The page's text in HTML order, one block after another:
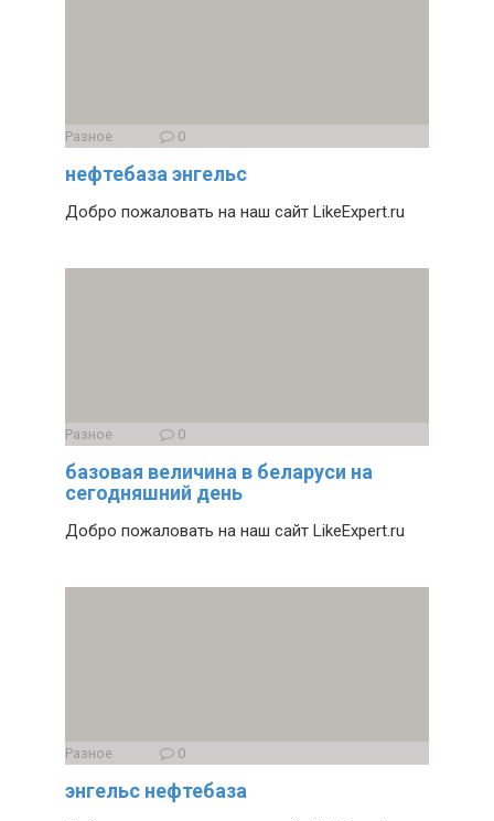
Разное 0
нефтебаза энгельс
Добро пожаловать на наш сайт LikeExpert.ru
Разное 0
базовая величина в беларуси на
сегодняшний день
Добро пожаловать на наш сайт LikeExpert.ru
Разное 0
энгельс нефтебаза